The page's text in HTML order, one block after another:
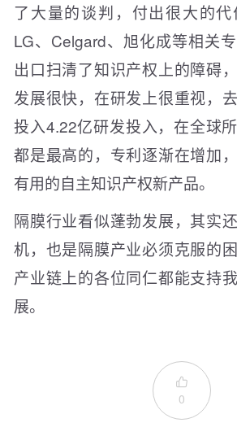
了大量的谈判，付出很大的
LG、Celgard、旭化成等相关
出口扫清了知识产权上的障碍
发展很快，在研发上很重视，
投入4.22亿研发投入，在全球
都是最高的，专利逐渐在增加
有用的自主知识产权新产品。
隔膜行业看似蓬勃发展，其实
机，也是隔膜产业必须克服的
产业链上的各位同仁都能支持
展。

0